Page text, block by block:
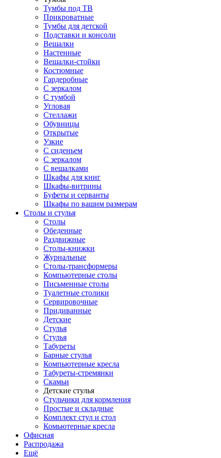
Тумбы под ТВ
Прикроватные
Тумбы для детской
Подставки и консоли
Вешалки
Настенные
Вешалки-стойки
Костюмные
Гардеробные
С зеркалом
С тумбой
Угловая
Стеллажи
Обувницы
Открытые
Узкие
С сиденьем
С зеркалом
С вешалками
Шкафы для книг
Шкафы-витрины
Буфеты и серванты
Шкафы по вашим размерам
Столы и стулья
Столы
Обеденные
Раздвижные
Столы-книжки
Журнальные
Столы-трансформеры
Компьютерные столы
Письменные столы
Туалетные столики
Сервировочные
Придиванные
Детские
Стулья
Стулья
Табуреты
Барные стулья
Компьютерные кресла
Табуреты-стремянки
Скамьи
Детские стулья
Стульчики для кормления
Простые и складные
Комплект стул и стол
Комьютерные кресла
Офисная
Распродажа
Eщё